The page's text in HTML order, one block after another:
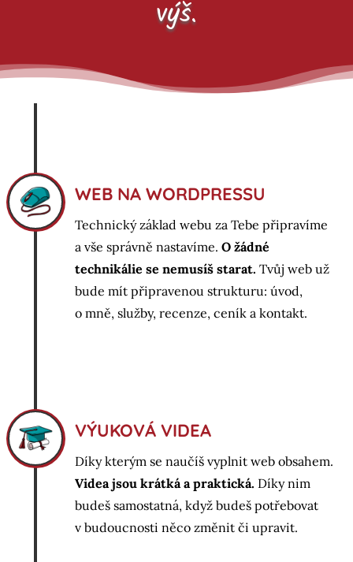
výš.
WEB NA WORDPRESSU
Technický základ webu za Tebe připravíme
a vše správně nastavíme. O žádné
technikálie se nemusíš starat. Tvůj web už
bude mít připravenou strukturu: úvod,
o mně, služby, recenze, ceník a kontakt.
VÝUKOVÁ VIDEA
Díky kterým se naučíš vyplnit web obsahem.
Videa jsou krátká a praktická. Díky nim
budeš samostatná, když budeš potřebovat
v budoucnosti něco změnit či upravit.